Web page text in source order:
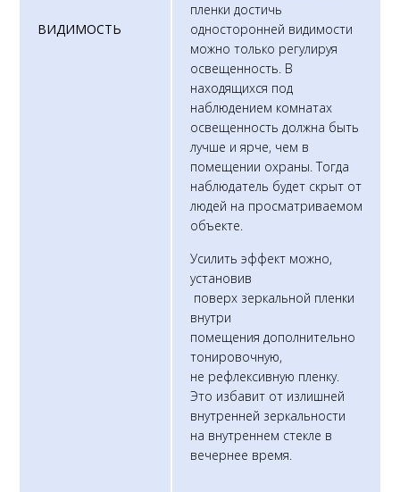
ВИДИМОСТЬ
пленки достичь
односторонней видимости
можно только регулируя
освещенность. В
находящихся под
наблюдением комнатах
освещенность должна быть
лучше и ярче, чем в
помещении охраны. Тогда
наблюдатель будет скрыт от
людей на просматриваемом
объекте.
Усилить эффект можно,
установив
поверх зеркальной пленки
внутри
помещения дополнительно
тонировочную,
не рефлексивную пленку.
Это избавит от излишней
внутренней зеркальности
на внутреннем стекле в
вечернее время.